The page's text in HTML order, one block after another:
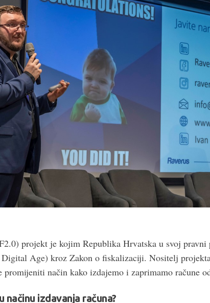
projekt je kojim Republika Hrvatska u svoj
Age) kroz Zakon o fiskalizaciji. Nositelj projekta
promijeniti način kako izdajemo i zaprimamo račune
načinu izdavanja računa?